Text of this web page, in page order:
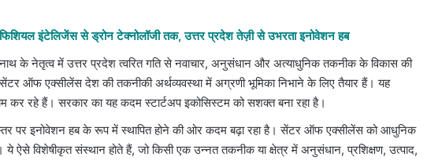
इंटेलिजेंस से ड्रोन टेक्नोलॉजी तक, उत्तर प्रदेश तेज़ी से उभरता इनोवेशन हब
के नेतृत्व में उत्तर प्रदेश त्वरित गति से नवाचार, अनुसंधान और अत्याधुनिक तकनीक के विकास की
ऑफ एक्सीलेंस देश की तकनीकी अर्थव्यवस्था में अग्रणी भूमिका निभाने के लिए तैयार हैं। यह
कर रहे हैं। सरकार का यह कदम स्टार्टअप इकोसिस्टम को सशक्त बना रहा है।
पर इनोवेशन हब के रूप में स्थापित होने की ओर कदम बढ़ा रहा है। सेंटर ऑफ एक्सीलेंस को आधुनिक
ये ऐसे विशेषीकृत संस्थान होते हैं, जो किसी एक उन्नत तकनीक या क्षेत्र में अनुसंधान, प्रशिक्षण, उत्पाद,